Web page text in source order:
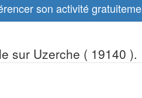
son activité
sur Uzerche ( 19140 ).